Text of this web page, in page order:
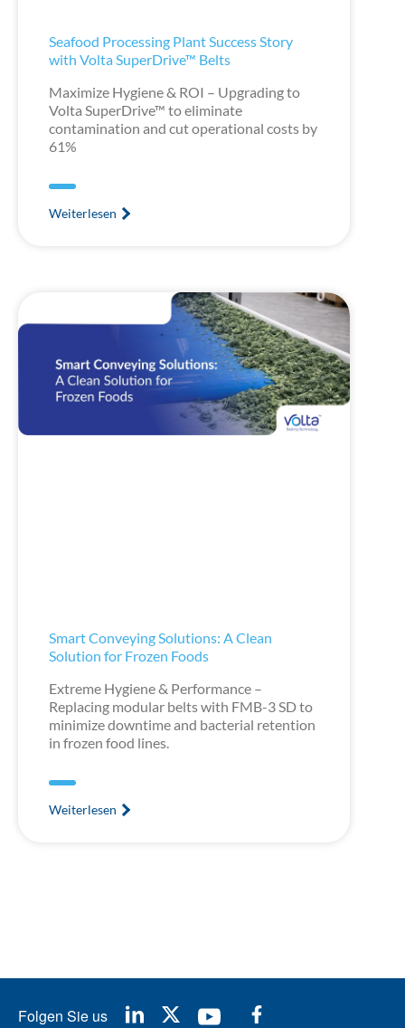
Seafood Processing Plant Success Story
with Volta SuperDrive™ Belts
Maximize Hygiene & ROI – Upgrading to
Volta SuperDrive™ to eliminate
contamination and cut operational costs by
61%
Weiterlesen
Smart Conveying Solutions: A Clean
Solution for Frozen Foods
Extreme Hygiene & Performance –
Replacing modular belts with FMB-3 SD to
minimize downtime and bacterial retention
in frozen food lines.
Weiterlesen
Folgen Sie us